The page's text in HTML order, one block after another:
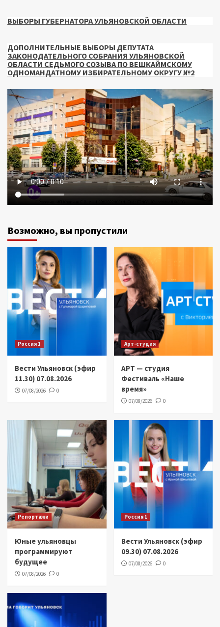
ВЫБОРЫ ГУБЕРНАТОРА УЛЬЯНОВСКОЙ ОБЛАСТИ
ДОПОЛНИТЕЛЬНЫЕ ВЫБОРЫ ДЕПУТАТА
ЗАКОНОДАТЕЛЬНОГО СОБРАНИЯ УЛЬЯНОВСКОЙ
ОБЛАСТИ СЕДЬМОГО СОЗЫВА ПО ВЕШКАЙМСКОМУ
ОДНОМАНДАТНОМУ ИЗБИРАТЕЛЬНОМУ ОКРУГУ №2
Возможно, вы пропустили
Россия 1
Вести Ульяновск (эфир
11.30) 07.08.2026
07/08/2026 0
Арт-студия
АРТ — студия
Фестиваль «Наше
время»
07/08/2026 0
Репортажи
Юные ульяновцы
программируют
будущее
07/08/2026 0
Россия 1
Вести Ульяновск (эфир
09.30) 07.08.2026
07/08/2026 0